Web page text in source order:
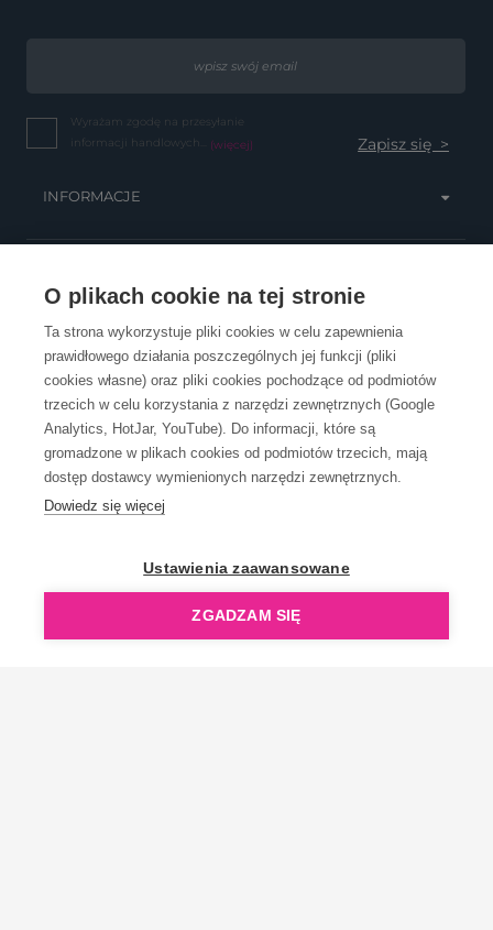
O plikach cookie na tej stronie
Ta strona wykorzystuje pliki cookies w celu zapewnienia
prawidłowego działania poszczególnych jej funkcji (pliki
cookies własne) oraz pliki cookies pochodzące od podmiotów
trzecich w celu korzystania z narzędzi zewnętrznych (Google
Analytics, HotJar, YouTube). Do informacji, które są
gromadzone w plikach cookies od podmiotów trzecich, mają
dostęp dostawcy wymienionych narzędzi zewnętrznych.
Dowiedz się więcej
Ustawienia zaawansowane
ZGADZAM SIĘ
Wyrażam zgodę na przesyłanie
informacji handlowych... (więcej)
INFORMACJE
OBSŁUGA KLIENTA
KONTAKT
OpenGift jest częścią ReflectGroup.